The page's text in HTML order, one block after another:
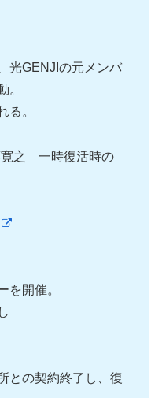
光GENJIの元メンバ
。
る。
寛之 一時復活時の
を開催。
との契約終了し、復